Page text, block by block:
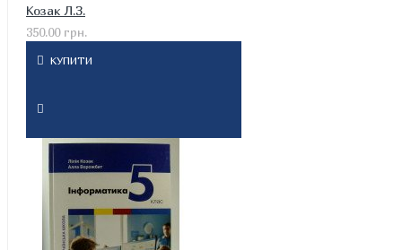
Козак Л.З.
350.00 грн.
КУПИТИ